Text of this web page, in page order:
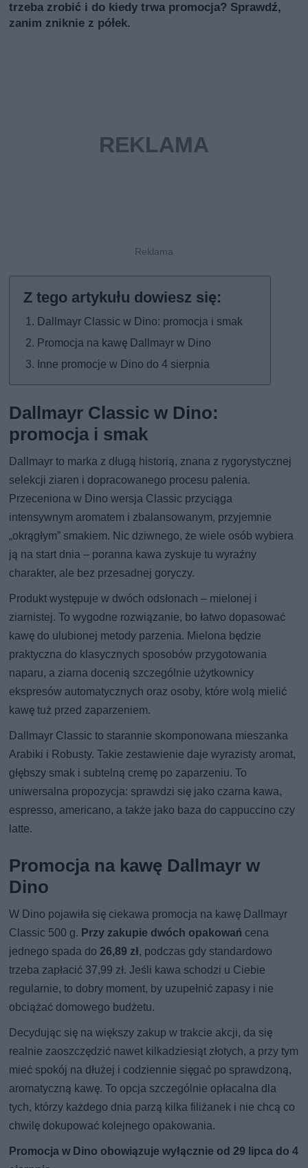
trzeba zrobić i do kiedy trwa promocja? Sprawdź,
zanim zniknie z półek.
Dallmayr Classic w Dino: promocja i smak
Promocja na kawę Dallmayr w Dino
Inne promocje w Dino do 4 sierpnia
Dallmayr Classic w Dino:
promocja i smak
Dallmayr to marka z długą historią, znana z rygorystycznej
selekcji ziaren i dopracowanego procesu palenia.
Przeceniona w Dino wersja Classic przyciąga
intensywnym aromatem i zbalansowanym, przyjemnie
„okrągłym” smakiem. Nic dziwnego, że wiele osób wybiera
ją na start dnia – poranna kawa zyskuje tu wyraźny
charakter, ale bez przesadnej goryczy.
Produkt występuje w dwóch odsłonach – mielonej i
ziarnistej. To wygodne rozwiązanie, bo łatwo dopasować
kawę do ulubionej metody parzenia. Mielona będzie
praktyczna do klasycznych sposobów przygotowania
naparu, a ziarna docenią szczególnie użytkownicy
ekspresów automatycznych oraz osoby, które wolą mielić
kawę tuż przed zaparzeniem.
Dallmayr Classic to starannie skomponowana mieszanka
Arabiki i Robusty. Takie zestawienie daje wyrazisty aromat,
głębszy smak i subtelną cremę po zaparzeniu. To
uniwersalna propozycja: sprawdzi się jako czarna kawa,
espresso, americano, a także jako baza do cappuccino czy
latte.
Promocja na kawę Dallmayr w
Dino
W Dino pojawiła się ciekawa promocja na kawę Dallmayr
Classic 500 g. Przy zakupie dwóch opakowań cena
jednego spada do26,89 zł, podczas gdy standardowo
trzeba zapłacić 37,99 zł. Jeśli kawa schodzi u Ciebie
regularnie, to dobry moment, by uzupełnić zapasy i nie
obciążać domowego budżetu.
Decydując się na większy zakup w trakcie akcji, da się
realnie zaoszczędzić nawet kilkadziesiąt złotych, a przy tym
mieć spokój na dłużej i codziennie sięgać po sprawdzoną,
aromatyczną kawę. To opcja szczególnie opłacalna dla
tych, którzy każdego dnia parzą kilka filiżanek i nie chcą co
chwilę dokupować kolejnego opakowania.
Promocja w Dino obowiązuje wyłącznie od 29 lipca do 4